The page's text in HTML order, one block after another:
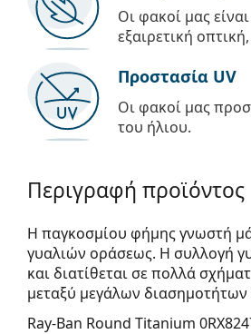
Οι φακοί μας
εξαιρετική
Προστασία UV
Οι φακοί μας
του ήλιου.
Περιγραφή προϊόντος
Η παγκοσμίου φήμης γνωστή
γυαλιών οράσεως. Η συλλογή
και διατίθεται σε πολλά
μεταξύ μεγάλων
Ray-Ban Round Titanium